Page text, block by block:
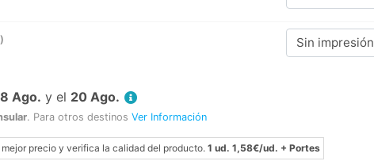
Sin impresión
Ago. y el 20 Ago.
. Para otros destinos Ver Información
mejor precio y verifica la calidad del producto. 1 ud. 1,58€/ud. + Portes